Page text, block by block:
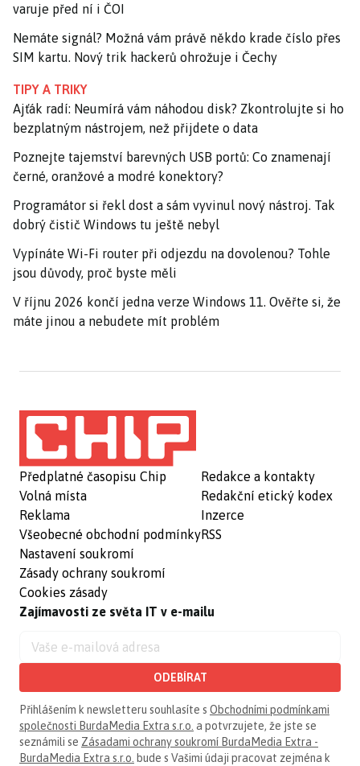
varuje před ní i ČOI
Nemáte signál? Možná vám právě někdo krade číslo přes
SIM kartu. Nový trik hackerů ohrožuje i Čechy
TIPY A TRIKY
Ajťák radí: Neumírá vám náhodou disk? Zkontrolujte si ho
bezplatným nástrojem, než přijdete o data
Poznejte tajemství barevných USB portů: Co znamenají
černé, oranžové a modré konektory?
Programátor si řekl dost a sám vyvinul nový nástroj. Tak
dobrý čistič Windows tu ještě nebyl
Vypínáte Wi-Fi router při odjezdu na dovolenou? Tohle
jsou důvody, proč byste měli
V říjnu 2026 končí jedna verze Windows 11. Ověřte si, že
máte jinou a nebudete mít problém
Předplatné časopisu Chip
Volná místa
Reklama
Všeobecné obchodní podmínky
Nastavení soukromí
Zásady ochrany soukromí
Cookies zásady
Redakce a kontakty
Redakční etický kodex
Inzerce
RSS
Zajímavosti ze světa IT v e-mailu
ODEBÍRAT
Přihlášením k newsletteru souhlasíte s Obchodními podmínkami
společnosti BurdaMedia Extra s.r.o. a potvrzujete, že jste se
seznámili se Zásadami ochrany soukromí BurdaMedia Extra -
BurdaMedia Extra s.r.o. bude s Vašimi údaji pracovat zejména k